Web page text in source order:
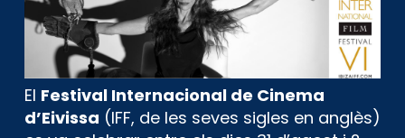
El Festival Internacional de Cinema
d’Eivissa (IFF, de les seves sigles en anglès)